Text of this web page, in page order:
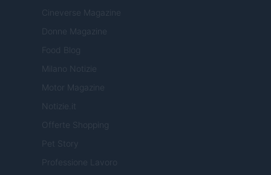
Cineverse Magazine
Donne Magazine
Food Blog
Milano Notizie
Motor Magazine
Notizie.it
Offerte Shopping
Pet Story
Professione Lavoro